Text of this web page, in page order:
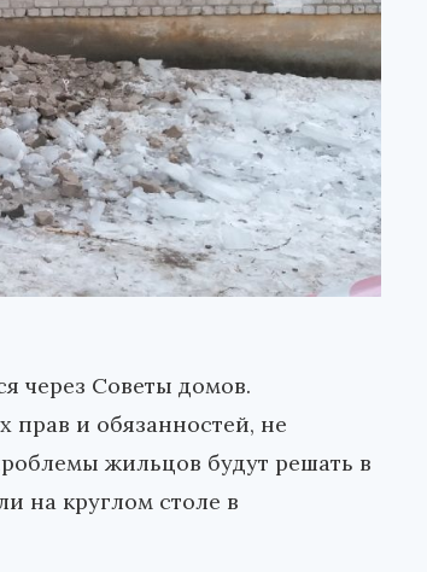
через Советы домов.
прав и обязанностей, не
жильцов будут решать в
на круглом столе в